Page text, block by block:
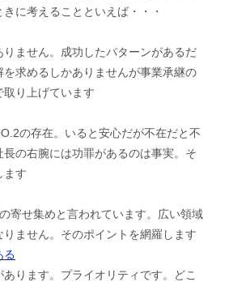
に考えることといえば・・・
ません。成功したパターンがあるだ
求めるしかありませんが事業承継の
り上げています
の存在。いると安心だが不在だと不
の右腕には功罪があるのは事実。そ
ます
寄せ集めと言われています。広い領域
ません。そのポイントを網羅します
る
ります。プライオリティです。どこ